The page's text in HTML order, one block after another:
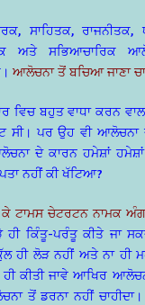
ਸਾਹਿਤਕ, ਰਾਜਨੀਤਕ,
ਅਤੇ ਸਭਿਆਚਾਰਿਕ
ਆਲੋਚਨਾ ਤੋਂ ਬਚਿਆ ਜਾਣਾ
ਵਿਚ ਬਹੁਤ ਵਾਧਾ ਕਰਨ
ਸੀ। ਪਰ ਉਹ ਵੀ ਆਲੋਚਨਾ
ਦੇ ਕਾਰਨ ਹਮੇਸ਼ਾਂ
ਨਹੀਂ ਕੀ ਖੱਟਿਆ?
ਕੇ ਟਾਮਸ ਚੇਟਰਟਨ ਨਾਮਕ
ਹੀ ਕਿੰਤੂ-ਪਰੰਤੂ ਕੀਤੇ ਜਾ
ਹੀ ਲੋੜ ਨਹੀਂ ਅਤੇ ਨਾ ਹੀ
ਕੀਤੀ ਜਾਵੇ ਆਖਿਰ
ਤੋਂ ਡਰਨਾ ਨਹੀਂ ਚਾਹੀਦਾ।